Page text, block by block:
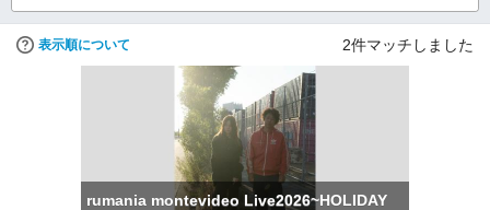
表示順について 2件マッチしました
rumania montevideo Live2026~HOLIDAY